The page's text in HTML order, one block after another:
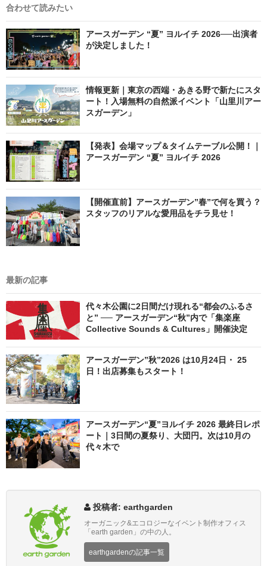
合わせて読みたい
アースガーデン “夏” ヨルイチ 2026──出演者
が決定しました！
情報更新｜東京の西端・あきる野で新たにスタ
ート！入場無料の自然派イベント「山里川アー
スガーデン」
【発表】会場マップ＆タイムテーブル公開！｜
アースガーデン “夏” ヨルイチ 2026
【開催直前】アースガーデン”春”で何を買う？
スタッフのリアルな愛用品をチラ見せ！
最新の記事
代々木公園に2日間だけ現れる“都会のふるさ
と” ── アースガーデン“秋”内で「集楽座
Collective Sounds & Cultures」開催決定
アースガーデン”秋”2026 は10月24日・ 25
日！出店募集もスタート！
アースガーデン“夏”ヨルイチ 2026 最終日レポ
ート｜3日間の夏祭り、大団円。次は10月の
代々木で
投稿者: earthgarden
オーガニック&エコロジーなイベント制作オフィス
「earth garden」の中の人。
earthgardenの記事一覧